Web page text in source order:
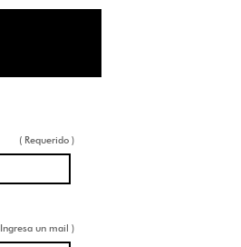
( Requerido )
un mail )